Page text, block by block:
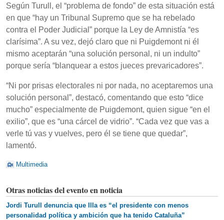
Según Turull, el “problema de fondo” de esta situación está
en que “hay un Tribunal Supremo que se ha rebelado
contra el Poder Judicial” porque la Ley de Amnistía “es
clarísima”. A su vez, dejó claro que ni Puigdemont ni él
mismo aceptarán “una solución personal, ni un indulto”
porque sería “blanquear a estos jueces prevaricadores”.
“Ni por prisas electorales ni por nada, no aceptaremos una
solución personal”, destacó, comentando que esto “dice
mucho” especialmente de Puigdemont, quien sigue “en el
exilio”, que es “una cárcel de vidrio”. “Cada vez que vas a
verle tú vas y vuelves, pero él se tiene que quedar”,
lamentó.
Multimedia
Otras noticias del evento en noticia
Jordi Turull denuncia que Illa es “el presidente con menos
personalidad política y ambición que ha tenido Cataluña”